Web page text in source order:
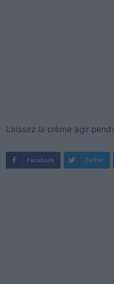
Laissez la crème agir
Facebook Twitter